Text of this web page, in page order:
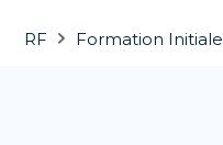
RF Formation Initiale